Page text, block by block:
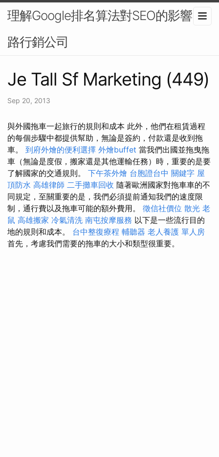
理解Google排名算法對SEO的影響-網
路行銷公司
Je Tall Sf Marketing (449)
Sep 20, 2013
與外國拖車一起旅行的規則和成本 此外，他們在租賃過程
的每個步驟中都提供幫助，無論是簽約，付款還是收到拖
車。 到府外燴的便利選擇 外燴buffet 當我們出國並拖曳拖
車（無論是度假，搬家還是其他運輸任務）時，重要的是要
了解國家的交通規則。 下午茶外燴 台胞證台中 關鍵字 屋
頂防水 高雄律師 二手攤車回收 隨著歐洲國家對拖車車的不
同規定，至關重要的是，我們必須提前通知我們的速度限
制，通行費以及拖車可能的額外費用。 徵信社價位 散光 老
鼠 高雄搬家 冷氣清洗 南屯按摩服務 以下是一些流行目的
地的規則和成本。 台中整復療程 輔聽器 老人養護 單人房
首先，考慮我們需要的拖車的大小和類型很重要。